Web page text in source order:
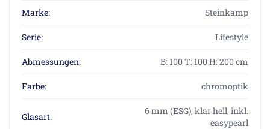
Marke: Steinkamp
Serie: Lifestyle
Abmessungen: B: 100 T: 100 H: 200 cm
Farbe: chromoptik
Glasart:
6 mm (ESG), klar hell, inkl.
easypearl